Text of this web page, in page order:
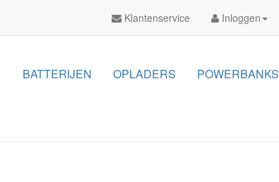
Klantenservice Inloggen
BATTERIJEN OPLADERS POWERBANKS